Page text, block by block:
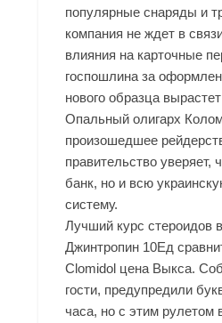
популярные снаряды и
компания не ждет в
влияния на карточные
госпошлина за
нового образца
Опальный олигарх
произошедшее
правительство уверяет,
банк, но и всю
систему.
Лучший курс стероидов
Джинтропин 10Ед
Clomidol цена Выкса.
гости, предупредили
часа, но с этим рулетом